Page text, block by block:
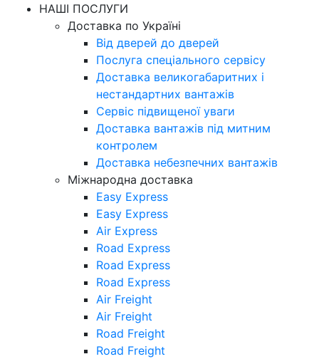
НАШІ ПОСЛУГИ
Доставка по Україні
Від дверей до дверей
Послуга спеціального сервісу
Доставка великогабаритних і
нестандартних вантажів
Сервіс підвищеної уваги
Доставка вантажів під митним
контролем
Доставка небезпечних вантажів
Міжнародна доставка
Easy Express
Easy Express
Air Express
Road Express
Road Express
Road Express
Air Freight
Air Freight
Road Freight
Road Freight